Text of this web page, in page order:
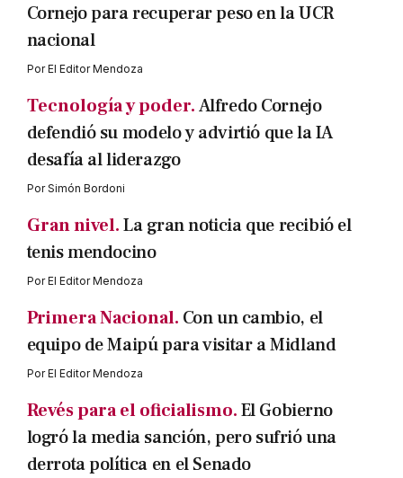
Cornejo para recuperar peso en la UCR
nacional
PorEl Editor Mendoza
Tecnología y poder.Alfredo Cornejo
defendió su modelo y advirtió que la IA
desafía al liderazgo
PorSimón Bordoni
Gran nivel.La gran noticia que recibió el
tenis mendocino
PorEl Editor Mendoza
Primera Nacional. Con un cambio, el
equipo de Maipú para visitar a Midland
PorEl Editor Mendoza
Revés para el oficialismo.El Gobierno
logró la media sanción, pero sufrió una
derrota política en el Senado